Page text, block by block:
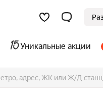
Уникальные акции